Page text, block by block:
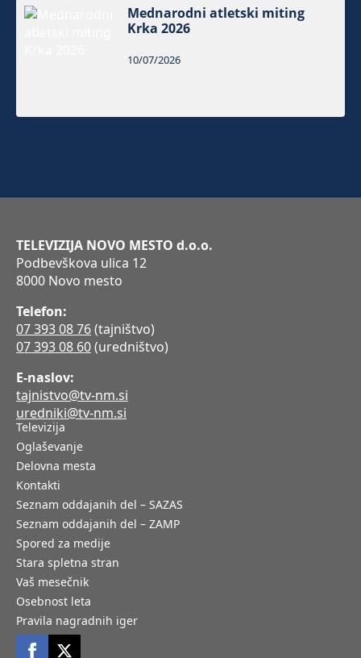
Mednarodni atletski miting
Krka 2026
10/07/2026
TELEVIZIJA NOVO MESTO d.o.o.
Podbevškova ulica 12
8000 Novo mesto
Telefon:
07 393 08 76(tajništvo)
07 393 08 60(uredništvo)
E-naslov:
tajnistvo@tv-nm.si
uredniki@tv-nm.si
Televizija
Oglaševanje
Delovna mesta
Kontakti
Seznam oddajanih del – SAZAS
Seznam oddajanih del – ZAMP
Spored za medije
Stara spletna stran
Vaš mesečnik
Osebnost leta
Pravila nagradnih iger